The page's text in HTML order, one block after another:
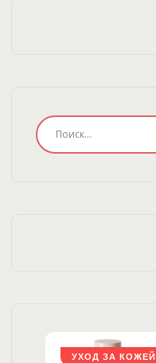
УХОД ЗА КОЖЕЙ